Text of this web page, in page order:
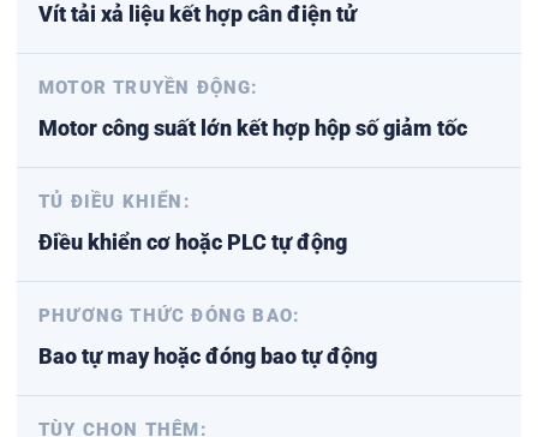
Vít tải xả liệu kết hợp cân điện tử
MOTOR TRUYỀN ĐỘNG:
Motor công suất lớn kết hợp hộp số giảm tốc
TỦ ĐIỀU KHIỂN:
Điều khiển cơ hoặc PLC tự động
PHƯƠNG THỨC ĐÓNG BAO:
Bao tự may hoặc đóng bao tự động
TÙY CHỌN THÊM: